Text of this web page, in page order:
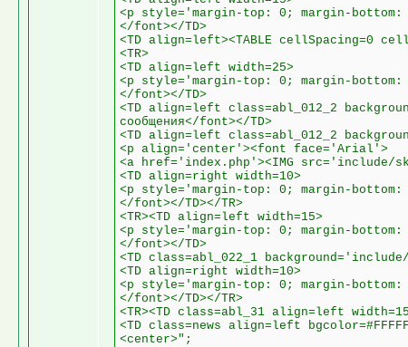
<p style='margin-top: 0; margin-
</font></TD>
<TD align=left><TABLE cellSpacing=0
<TR>
<TD align=left width=25>
<p style='margin-top: 0; margin-
</font></TD>
<TD align=left class=abl_012_2
сообщения</font></TD>
<TD align=left class=abl_012_2
<p align='center'><font face='Arial'>
<a href='index.php'><IMG src='include/
<TD align=right width=10>
<p style='margin-top: 0; margin-
</font></TD></TR>
<TR><TD align=left width=15>
<p style='margin-top: 0; margin-
</font></TD>
<TD class=abl_022_1
<TD align=right width=10>
<p style='margin-top: 0; margin-
</font></TD></TR>
<TR><TD class=abl_31 align=left
<TD class=news align=left
<center>";